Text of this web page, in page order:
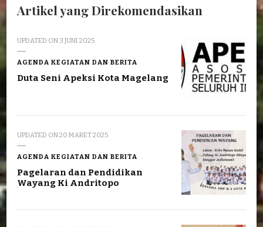
Artikel yang Direkomendasikan
UPDATED ON 3 JUNI 2025
AGENDA KEGIATAN DAN BERITA
Duta Seni Apeksi Kota Magelang
UPDATED ON20 MARET 2025
AGENDA KEGIATAN DAN BERITA
Pagelaran dan Pendidikan
Wayang Ki Andritopo